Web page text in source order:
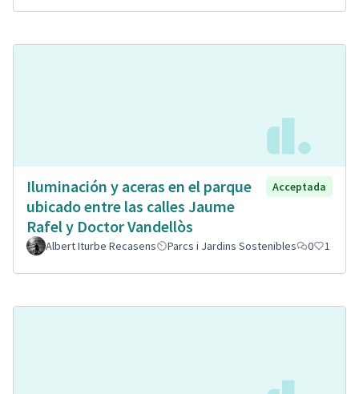
Iluminación y aceras en el parque
ubicado entre las calles Jaume
Rafel y Doctor Vandellòs
Acceptada
Albert Iturbe Recasens Parcs i Jardins Sostenibles 0 1